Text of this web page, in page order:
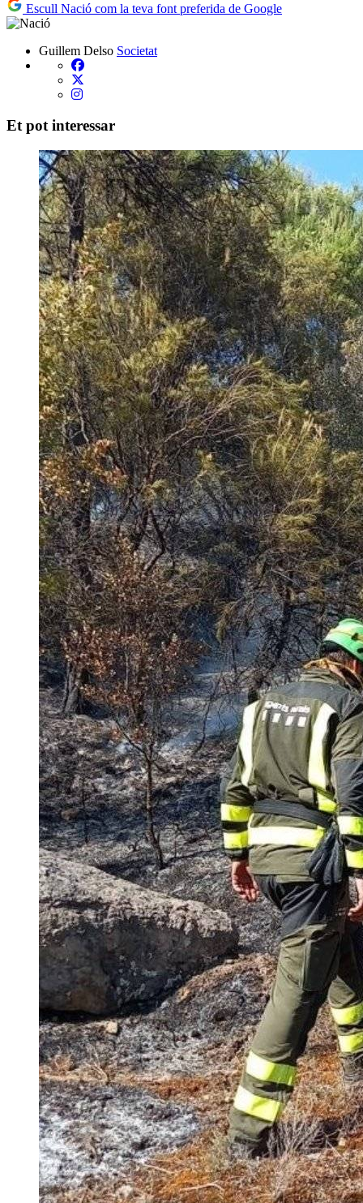
Escull Nació com la teva font preferida de Google
Guillem Delso Societat
Et pot interessar